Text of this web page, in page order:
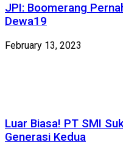
JPI: Boomerang
Dewa19
February 13, 2023
Luar Biasa! PT SMI
Generasi Kedua